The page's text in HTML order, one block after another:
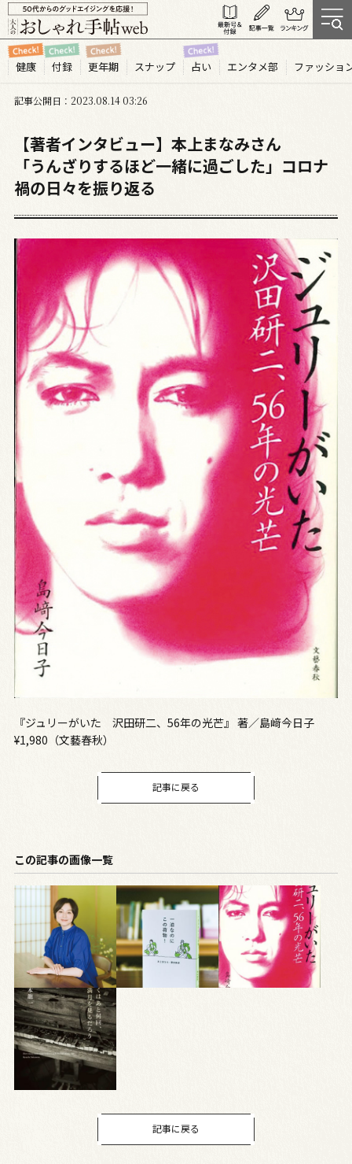
健康 付録 更年期 スナップ 占い エンタメ部 ファッショ
記事公開日 2023.08 1403:26
【著者インタビュー】本上まなみさん
「うんざりするほど一緒に過ごした」コロナ
禍の日々を振り返る
『ジュリーがいた 沢田研二、56年の光芒』 著／島﨑今日子
¥1,980（文藝春秋）
記事に戻る
この記事の画像一覧
記事に戻る